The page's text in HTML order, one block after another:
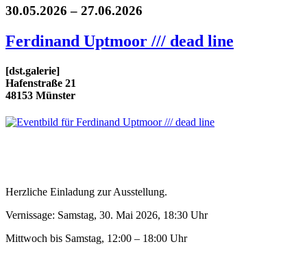
30.05.2026 – 27.06.2026
Ferdinand Uptmoor /// dead line
[dst.galerie]
Hafenstraße 21
48153 Münster
Herzliche Einladung zur Ausstellung.
Vernissage: Samstag, 30. Mai 2026, 18:30 Uhr
Mittwoch bis Samstag, 12:00 – 18:00 Uhr